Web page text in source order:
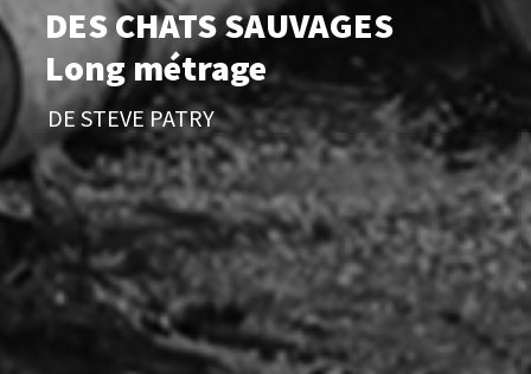
DES CHATS SAUVAGES
Long métrage
DE STEVE PATRY